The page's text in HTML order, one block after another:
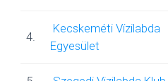
4.
Kecskeméti Vízilabda
Egyesület